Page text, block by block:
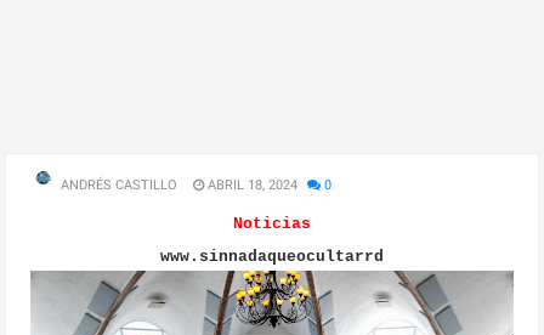
ANDRÉS CASTILLO ABRIL 18, 2024 0
Noticias
www.sinnadaqueocultarrd